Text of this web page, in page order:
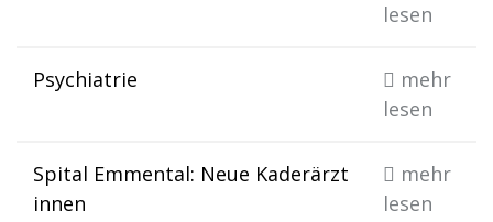
lesen
Psychiatrie
mehr
lesen
Spital Emmental: Neue Kaderärzt
innen
mehr
lesen